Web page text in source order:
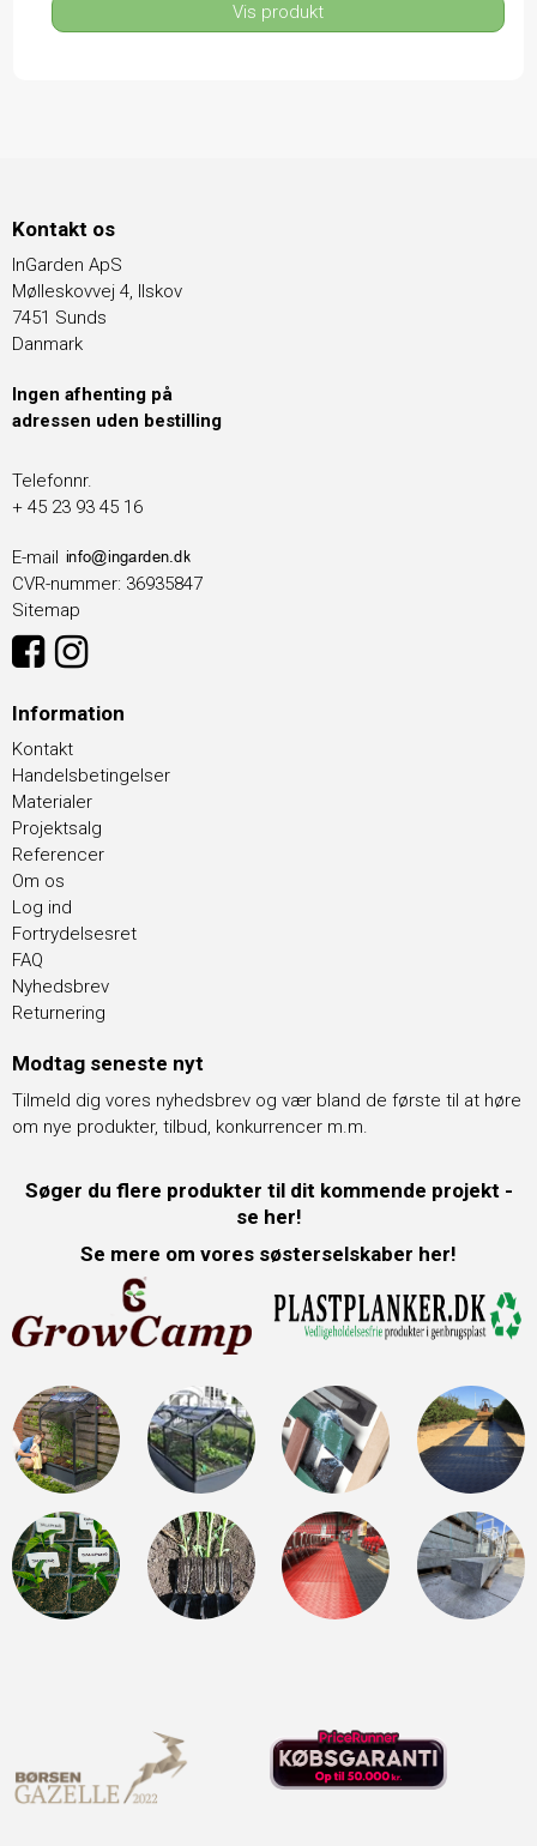
Vis produkt
Kontakt os
InGarden ApS
Mølleskovvej 4, Ilskov
7451 Sunds
Danmark
Ingen afhenting på
adressen uden bestilling
Telefonnr.
+ 45 23 93 45 16
E-mail
CVR-nummer: 36935847
Sitemap
Information
Kontakt
Handelsbetingelser
Materialer
Projektsalg
Referencer
Om os
Log ind
Fortrydelsesret
FAQ
Nyhedsbrev
Returnering
Modtag seneste nyt
Tilmeld dig vores nyhedsbrev og vær bland de første til at høre
om nye produkter, tilbud, konkurrencer m.m.
Søger du flere produkter til dit kommende projekt -
se her!
Se mere om vores søsterselskaber her!